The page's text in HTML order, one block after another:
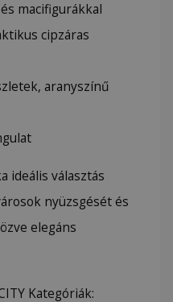
macifigurákkal
cipzáras
aranyszínű
ideális választás
nyüzsgését és
elegáns
Kategóriák: